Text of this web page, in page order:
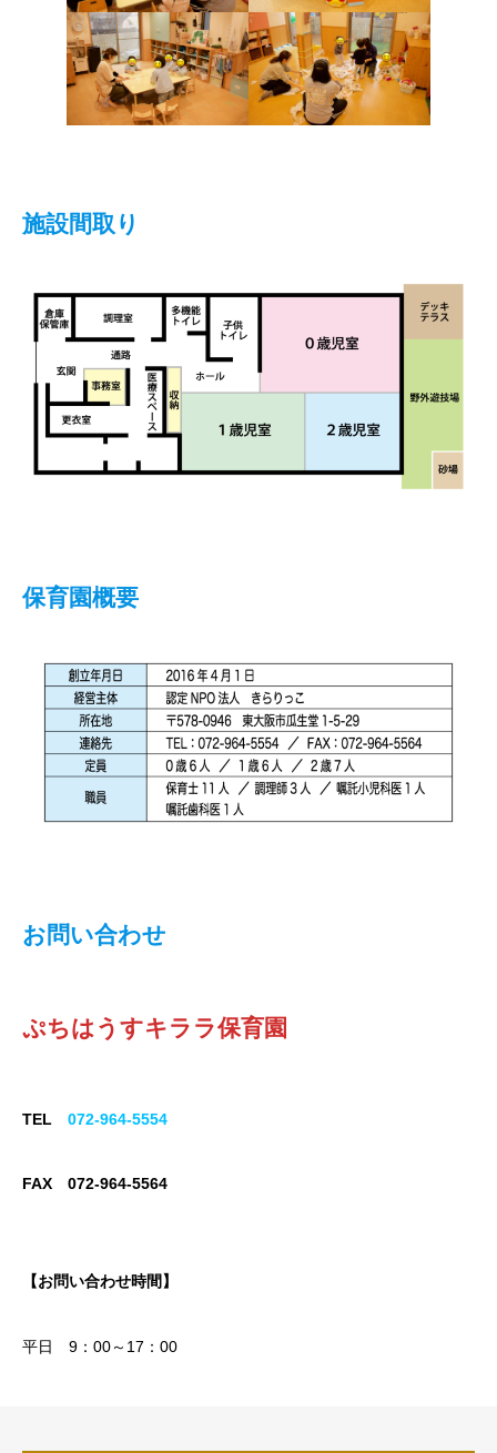
施設間取り
保育園概要
お問い合わせ
ぷちはうすキララ保育園
TEL 072-964-5554
FAX 072-964-5564
【お問い合わせ時間】
平日 9：00～17：00